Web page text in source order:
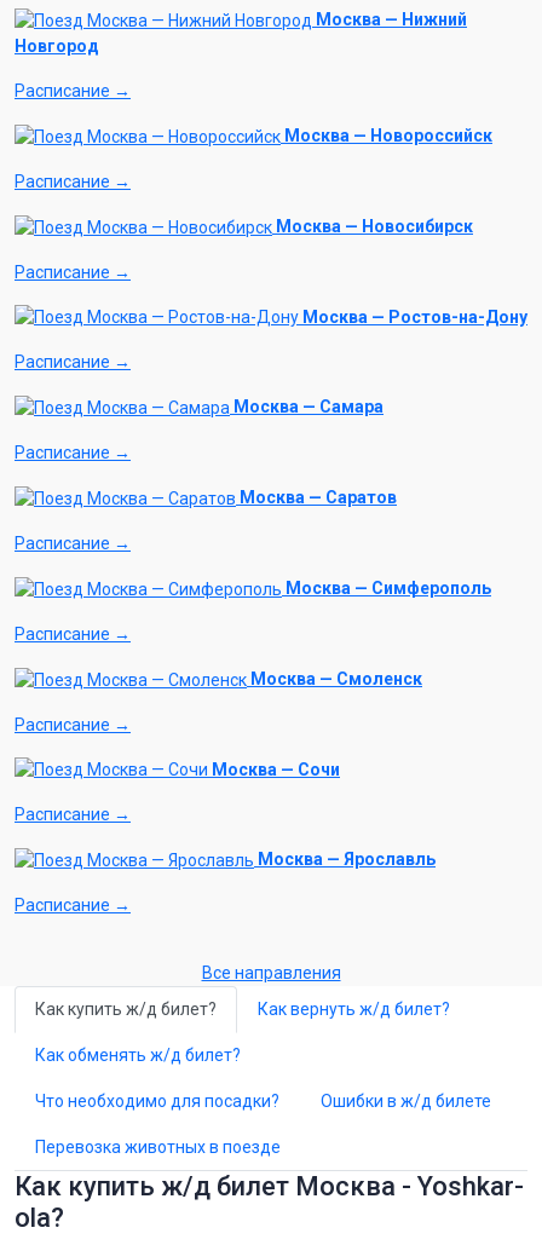
Москва — Нижний
Новгород
Расписание →
Москва — Новороссийск
Расписание →
Москва — Новосибирск
Расписание →
Москва — Ростов-на-Дону
Расписание →
Москва — Самара
Расписание →
Москва — Саратов
Расписание →
Москва — Симферополь
Расписание →
Москва — Смоленск
Расписание →
Москва — Сочи
Расписание →
Москва — Ярославль
Расписание →
Все направления
Как купить ж/д билет?
Как вернуть ж/д билет?
Как обменять ж/д билет?
Что необходимо для посадки? Ошибки в ж/д билете
Перевозка животных в поезде
Как купить ж/д билет Москва - Yoshkar-
ola?